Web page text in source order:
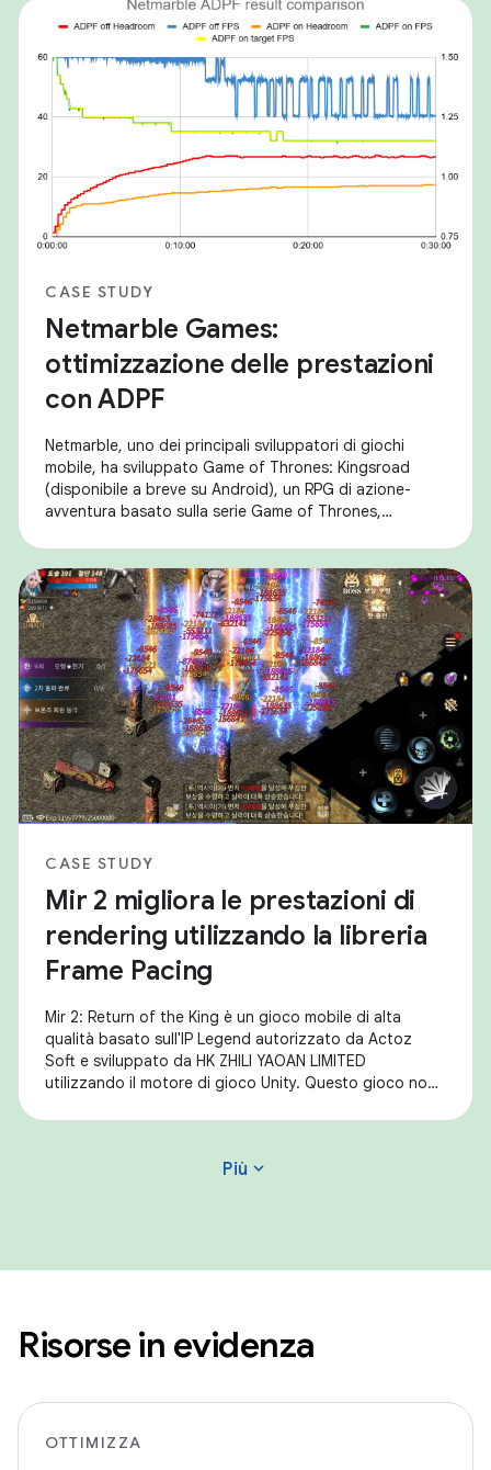
CASE STUDY
Netmarble Games:
ottimizzazione delle prestazioni
con ADPF
Netmarble, uno dei principali sviluppatori di giochi
mobile, ha sviluppato Game of Thrones: Kingsroad
(disponibile a breve su Android), un RPG di azione-
avventura basato sulla serie Game of Thrones,
CASE STUDY
Mir 2 migliora le prestazioni di
rendering utilizzando la libreria
Frame Pacing
Mir 2: Return of the King è un gioco mobile di alta
qualità basato sull'IP Legend autorizzato da Actoz
Soft e sviluppato da HK ZHILI YAOAN LIMITED
utilizzando il motore di gioco Unity. Questo gioco non
Più expand_more
Risorse in evidenza
OTTIMIZZA